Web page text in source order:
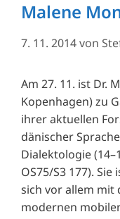
Malene
7. 11. 2014von
Am 27. 11. ist Dr.
Kopenhagen) zu
ihrer aktuellen
dänischer
Dialektologie
OS75/S3 177).
sich vor allem mit
modernen